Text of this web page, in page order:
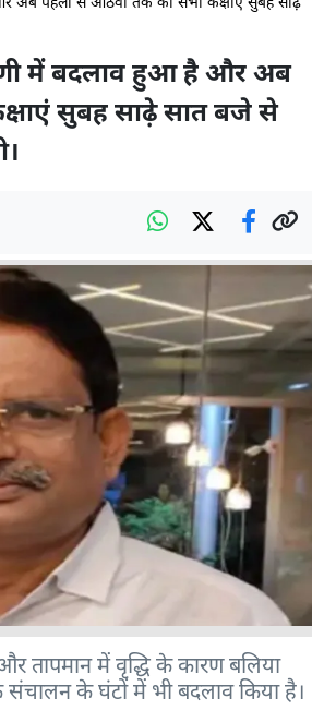
में बदलाव हुआ है और अब
सुबह साढ़े सात बजे से
तापमान में वृद्धि के कारण बलिया
के घंटों में भी बदलाव किया है।